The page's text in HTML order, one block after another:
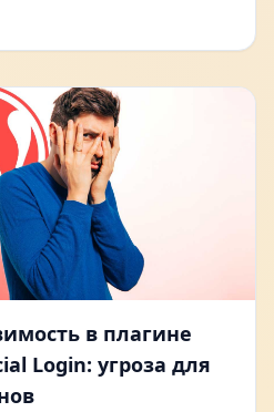
в плагине
Login: угроза для